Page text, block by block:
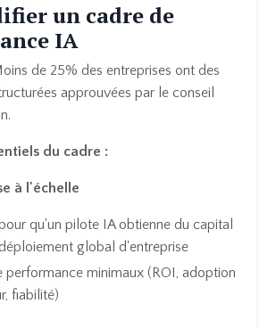
un cadre de
IA
de 25% des entreprises ont des
approuvées par le conseil
du cadre :
à l'échelle
qu'un pilote IA obtienne du capital
global d'entreprise
performance minimaux (ROI, adoption
fiabilité)